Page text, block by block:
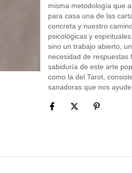
misma metodología que
para casa una de las
concreta y nuestro
psicológicas y
sino un trabajo abierto,
necesidad de
sabiduría de este arte
como la del Tarot,
sanadoras que nos